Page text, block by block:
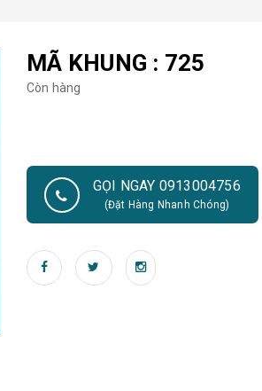
MÃ KHUNG : 725
Còn hàng
GỌI NGAY 0913004756
(Đặt Hàng Nhanh Chóng)